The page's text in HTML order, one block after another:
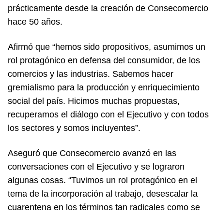
prácticamente desde la creación de Consecomercio
hace 50 años.
Afirmó que “hemos sido propositivos, asumimos un
rol protagónico en defensa del consumidor, de los
comercios y las industrias. Sabemos hacer
gremialismo para la producción y enriquecimiento
social del país. Hicimos muchas propuestas,
recuperamos el diálogo con el Ejecutivo y con todos
los sectores y somos incluyentes”.
Aseguró que Consecomercio avanzó en las
conversaciones con el Ejecutivo y se lograron
algunas cosas. “Tuvimos un rol protagónico en el
tema de la incorporación al trabajo, desescalar la
cuarentena en los términos tan radicales como se